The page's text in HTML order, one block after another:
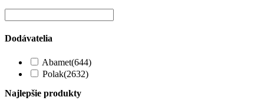
Dodávatelia
Abamet(644)
Polak(2632)
Najlepšie produkty